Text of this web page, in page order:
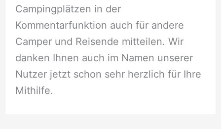
Campingplätzen in der
Kommentarfunktion auch für andere
Camper und Reisende mitteilen. Wir
danken Ihnen auch im Namen unserer
Nutzer jetzt schon sehr herzlich für Ihre
Mithilfe.